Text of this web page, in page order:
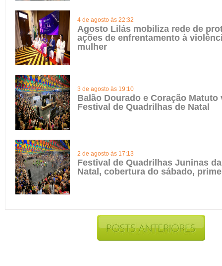
4 de agosto às 22:32
Agosto Lilás mobiliza rede de
ações de enfrentamento à
mulher
3 de agosto às 19:10
Balão Dourado e Coração Matuto
Festival de Quadrilhas de Natal
2 de agosto às 17:13
Festival de Quadrilhas Juninas
Natal, cobertura do sábado,